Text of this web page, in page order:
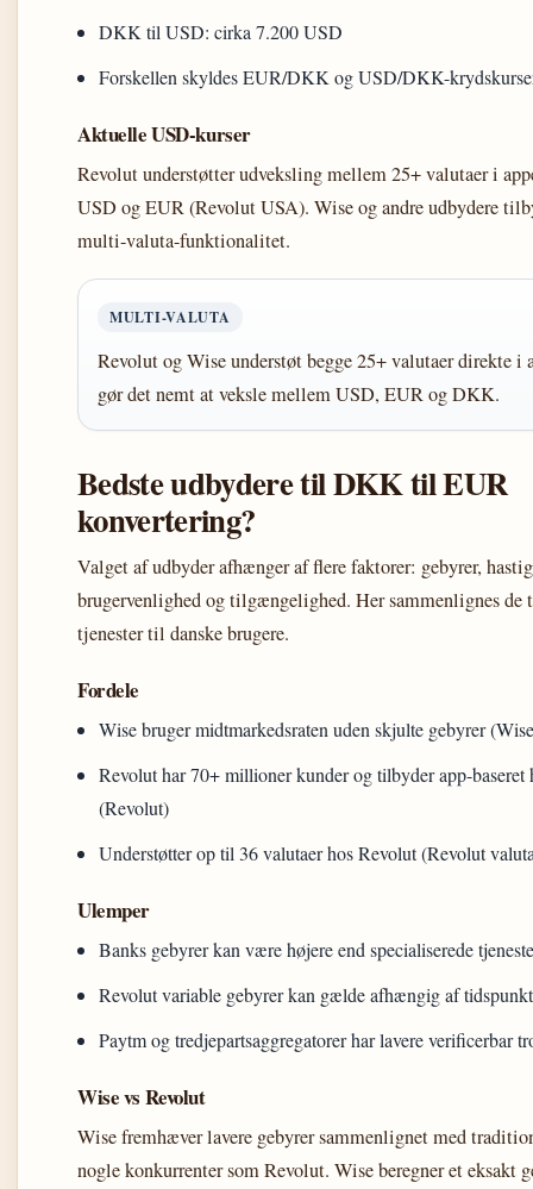
DKK til USD: cirka 7.200 USD
Forskellen skyldes EUR/DKK og USD/DKK-
Aktuelle USD-kurser
Revolut understøtter udveksling mellem 25+ valutaer i
USD og EUR (Revolut USA). Wise og andre udbydere
multi-valuta-funktionalitet.
MULTI-VALUTA
Revolut og Wise understøt begge 25+ valutaer direkte i
gør det nemt at veksle mellem USD, EUR og DKK.
Bedste udbydere til DKK til EUR
konvertering?
Valget af udbyder afhænger af flere faktorer: gebyrer,
brugervenlighed og tilgængelighed. Her sammenlignes de
tjenester til danske brugere.
Fordele
Wise bruger midtmarkedsraten uden skjulte gebyrer
Revolut har 70+ millioner kunder og tilbyder app-baseret
(Revolut)
Understøtter op til 36 valutaer hos Revolut (Revolut
Ulemper
Banks gebyrer kan være højere end specialiserede
Revolut variable gebyrer kan gælde afhængig af
Paytm og tredjepartsaggregatorer har lavere verificerbar
Wise vs Revolut
Wise fremhæver lavere gebyrer sammenlignet med
nogle konkurrenter som Revolut. Wise beregner et eksakt